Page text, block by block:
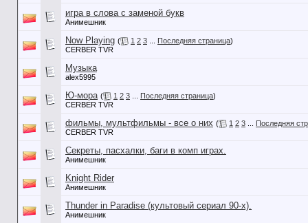
игра в слова с заменой букв
Анимешник
Now Playing ( 1 2 3 Последняя страница)
CERBER TVR
Музыка
alex5995
Ю-мора ( 1 2 3 Последняя страница)
CERBER TVR
фильмы, мультфильмы - все о них ( 1 2 3
Последняя
CERBER TVR
Секреты, пасхалки, баги в комп играх.
Анимешник
Knight Rider
Анимешник
Thunder in Paradise (культовый сериал 90-х).
Анимешник